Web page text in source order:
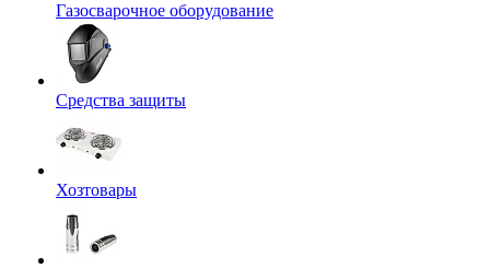
Газосварочное оборудование
Средства защиты
Хозтовары